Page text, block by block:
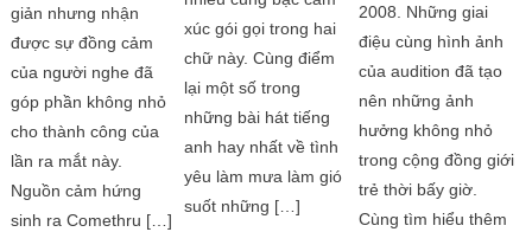
giản nhưng nhận
được sự đồng cảm
của người nghe đã
góp phần không nhỏ
cho thành công của
lần ra mắt này.
Nguồn cảm hứng
sinh ra Comethru […]
xúc gói gọi trong hai
chữ này. Cùng điểm
lại một số trong
những bài hát tiếng
anh hay nhất về tình
yêu làm mưa làm gió
suốt những […]
2008. Những giai
điệu cùng hình ảnh
của audition đã tạo
nên những ảnh
hưởng không nhỏ
trong cộng đồng giới
trẻ thời bấy giờ.
Cùng tìm hiểu thêm